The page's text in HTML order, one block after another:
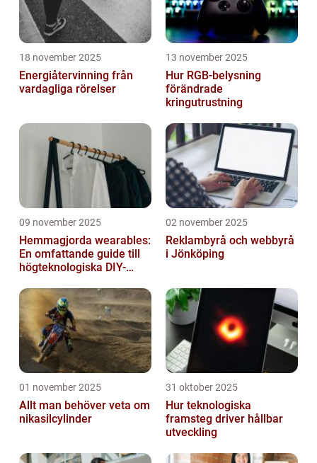
18 november 2025
Energiåtervinning från
vardagliga rörelser
13 november 2025
Hur RGB-belysning
förändrade
kringutrustning
09 november 2025
Hemmagjorda wearables:
En omfattande guide till
högteknologiska DIY-
02 november 2025
Reklambyrå och webbyrå
i Jönköping
01 november 2025
Allt man behöver veta om
nikasilcylinder
31 oktober 2025
Hur teknologiska
framsteg driver hållbar
utveckling